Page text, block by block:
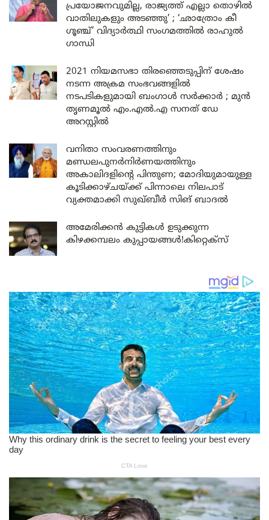
പ്രയോജനവുമില്ല, രാജ്യത്ത് എല്ലാ തൊഴിൽ
വാതിലുകളും അടഞ്ഞു’ ; ‘ഛാത്രോം കീ
ഗൂഞ്ച്’ വിദ്യാർത്ഥി സംഗമത്തിൽ രാഹുൽ
ഗാന്ധി
2021 നിയമസഭാ തിരഞ്ഞെടുപ്പിന് ശേഷം
നടന്ന അക്രമ സംഭവങ്ങളിൽ
നടപടികളുമായി ബംഗാൾ സർക്കാർ ; മുൻ
തൃണമൂൽ എം.എൽ.എ സനത് ഡേ
അറസ്റ്റിൽ
വനിതാ സംവരണത്തിനും
മണ്ഡലപുനർനിർണയത്തിനും
അകാലിദളിന്റെ പിന്തുണ; മോദിയുമായുള്ള
കൂടിക്കാഴ്ചയ്ക്ക് പിന്നാലെ നിലപാട്
വ്യക്തമാക്കി സുഖ്ബീർ സിങ് ബാദൽ
അമേരിക്കൻ കുട്ടികൾ ഉടുക്കുന്ന
കിഴക്കമ്പലം കുപ്പായങ്ങൾ!കിറ്റെക്സ്